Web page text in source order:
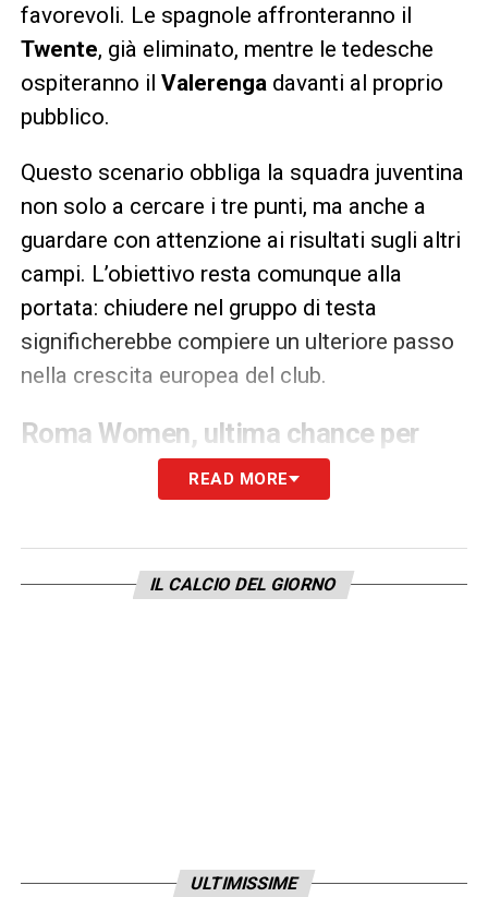
favorevoli. Le spagnole affronteranno il
Twente, già eliminato, mentre le tedesche
ospiteranno il Valerenga davanti al proprio
pubblico.
Questo scenario obbliga la squadra juventina
non solo a cercare i tre punti, ma anche a
guardare con attenzione ai risultati sugli altri
campi. L’obiettivo resta comunque alla
portata: chiudere nel gruppo di testa
significherebbe compiere un ulteriore passo
nella crescita europea del club.
Roma Women, ultima chance per
chiudere con dignità
italiana in corsa. LaRoma Women, allenata
daLuca Rossettini, è già matematicamente
d’orgoglio e un’occasione per chiudere
READ MORE
IL CALCIO DEL GIORNO
ULTIMISSIME